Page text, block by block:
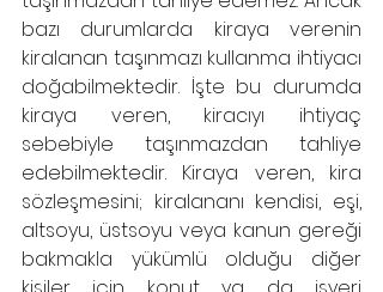
bazı durumlarda kiraya verenin
kiralanan taşınmazı kullanma ihtiyacı
doğabilmektedir. İşte bu durumda
kiraya veren, kiracıyı ihtiyaç
sebebiyle taşınmazdan tahliye
edebilmektedir. Kiraya veren, kira
sözleşmesini; kiralananı kendisi, eşi,
altsoyu, üstsoyu veya kanun gereği
bakmakla yükümlü olduğu diğer